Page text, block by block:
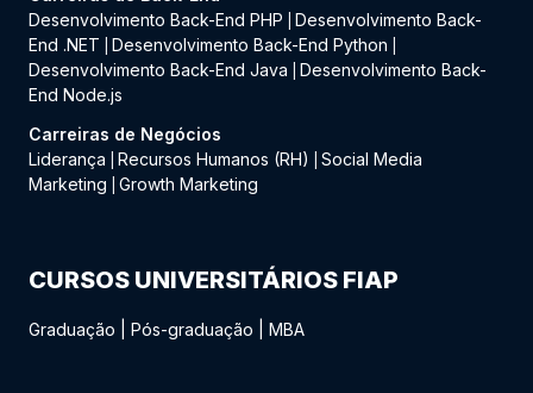
Desenvolvimento Back-End PHP
Desenvolvimento Back-
End .NET
Desenvolvimento Back-End Python
Desenvolvimento Back-End Java
Desenvolvimento Back-
End Node.js
Carreiras de Negócios
Liderança
Recursos Humanos (RH)
Social Media
Marketing
Growth Marketing
CURSOS UNIVERSITÁRIOS FIAP
Graduação Pós-graduação MBA